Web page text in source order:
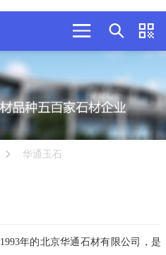
华通玉石
年的北京华通石材有限公司，是